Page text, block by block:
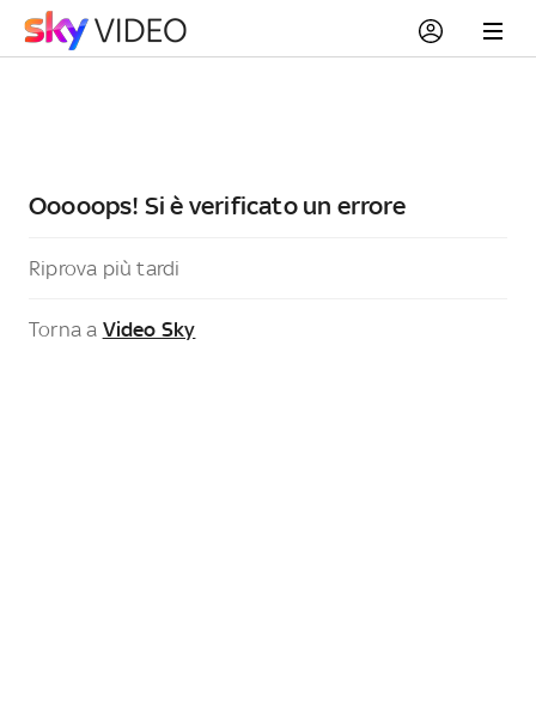
Ooooops! Si è verificato un errore
Riprova più tardi
Torna a Video Sky